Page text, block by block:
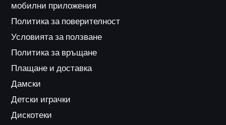
мобилни приложения
Политика за поверителност
Условията за ползване
Политика за връщане
Плащане и доставка
Дамски
Детски играчки
Дискотеки